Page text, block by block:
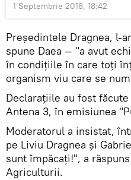
1 Septembrie 2018, 18:42
Preşedintele Dragnea, l-
spune Daea — "a avut
în condiţiile în care toţi
organism viu care se
Declarațiile au fost
Antena 3, în emisiunea
Moderatorul a insistat,
pe Liviu Dragnea şi
sunt împăcați!", a
Agriculturii.